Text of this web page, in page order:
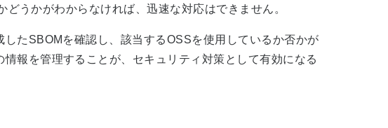
うかがわからなければ、迅速な対応はできません。
たSBOMを確認し、該当するOSSを使用しているか否かが
報を管理することが、セキュリティ対策として有効になる